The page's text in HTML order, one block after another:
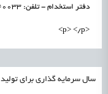
دفتر استخدام - تلفن: 35340033-011</p>
<p> </p>
سال سرمایه گذاری برای تولید